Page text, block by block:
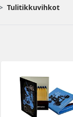
Tulitikkuvihkot